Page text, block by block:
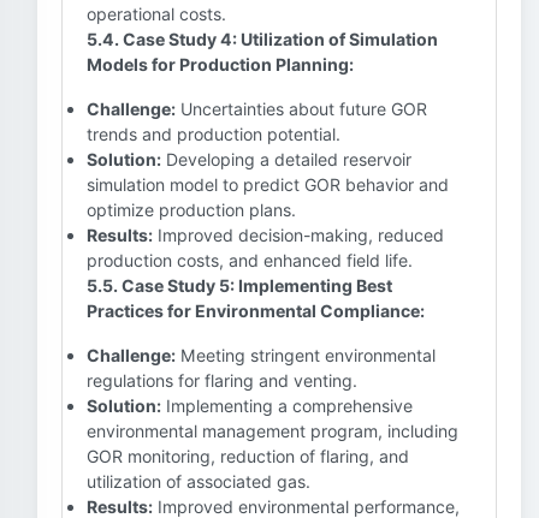
operational costs.
5.4. Case Study 4: Utilization of Simulation
Models for Production Planning:
Challenge: Uncertainties about future GOR
trends and production potential.
Solution: Developing a detailed reservoir
simulation model to predict GOR behavior and
optimize production plans.
Results: Improved decision-making, reduced
production costs, and enhanced field life.
5.5. Case Study 5: Implementing Best
Practices for Environmental Compliance:
Challenge: Meeting stringent environmental
regulations for flaring and venting.
Solution: Implementing a comprehensive
environmental management program, including
GOR monitoring, reduction of flaring, and
utilization of associated gas.
Results: Improved environmental performance,